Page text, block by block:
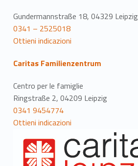
Gundermannstraße 18, 04329 Leipzig
0341 – 2525018
Ottieni indicazioni
Caritas Familienzentrum
Centro per le famiglie
Ringstraße 2, 04209 Leipzig
0341 9454774
Ottieni indicazioni